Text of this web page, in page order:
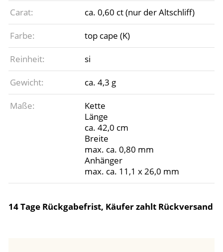
Carat: ca. 0,60 ct (nur der Altschliff)
Farbe: top cape (K)
Reinheit: si
Gewicht: ca. 4,3 g
Maße:
Kette
Länge
ca. 42,0 cm
Breite
max. ca. 0,80 mm
Anhänger
max. ca. 11,1 x 26,0 mm
14 Tage Rückgabefrist, Käufer zahlt Rückversand